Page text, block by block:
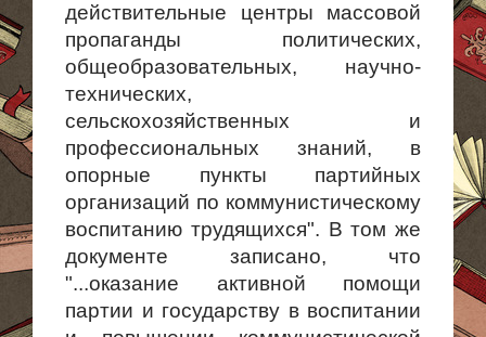
действительные центры массовой
пропаганды политических,
общеобразовательных, научно-
технических,
сельскохозяйственных и
профессиональных знаний, в
опорные пункты партийных
организаций по коммунистическому
воспитанию трудящихся". В том же
документе записано, что
"...оказание активной помощи
партии и государству в воспитании